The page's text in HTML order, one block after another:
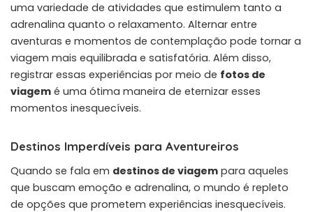
uma variedade de atividades que estimulem tanto a
adrenalina quanto o relaxamento. Alternar entre
aventuras e momentos de contemplação pode tornar a
viagem mais equilibrada e satisfatória. Além disso,
registrar essas experiências por meio de fotos de
viagem é uma ótima maneira de eternizar esses
momentos inesquecíveis.
Destinos Imperdíveis para Aventureiros
Quando se fala em destinos de viagem para aqueles
que buscam emoção e adrenalina, o mundo é repleto
de opções que prometem experiências inesquecíveis.